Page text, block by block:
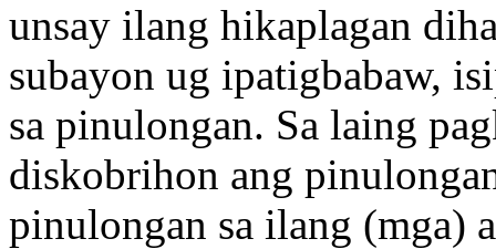
unsay ilang hikaplagan
subayon ug ipatigbabaw,
sa pinulongan. Sa laing
diskobrihon ang
pinulongan sa ilang (mga)